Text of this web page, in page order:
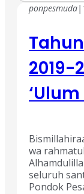
ponpesmuda|
2019-
‘Ulum
wa
seluruh
Pondok